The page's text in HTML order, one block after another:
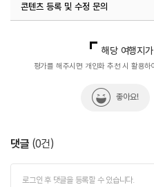
콘텐츠 등록 및 수정 문의
해당 여행지
평가를 해주시면 개인화 추천 시 활용
좋아요!
댓글 (0건)